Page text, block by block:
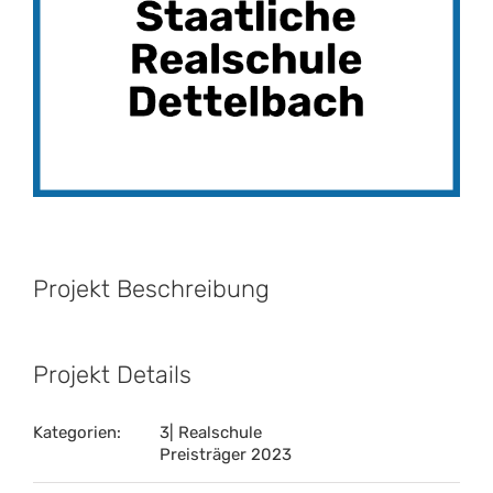
Projekt Beschreibung
Projekt Details
Kategorien:
3| Realschule
Preisträger 2023